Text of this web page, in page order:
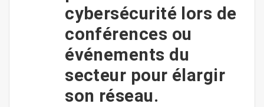
cybersécurité lors de
conférences ou
événements du
secteur pour élargir
son réseau.